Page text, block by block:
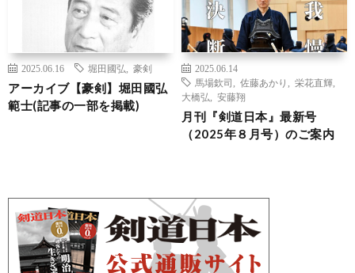
2025.06.16 堀田國弘 豪剣
アーカイブ【豪剣】堀田國弘
範士(記事の一部を掲載)
2025.06.14
馬場欽司
佐藤あかり 栄花直輝
大橋弘
安藤翔
月刊『剣道日本』最新号
（2025年８月号）のご案内